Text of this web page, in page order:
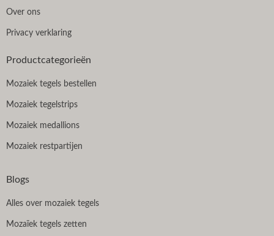
Over ons
Privacy verklaring
Productcategorieën
Mozaiek tegels bestellen
Mozaiek tegelstrips
Mozaiek medallions
Mozaiek restpartijen
Blogs
Alles over mozaiek tegels
Mozaïek tegels zetten